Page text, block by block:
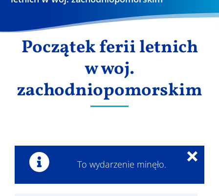
Wyniki
Początek ferii letnich
w woj.
zachodniopomorskim
To wydarzenie minęło.
×